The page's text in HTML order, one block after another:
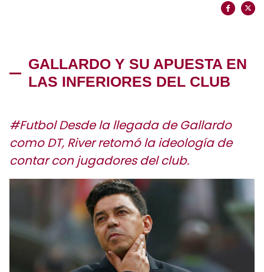
GALLARDO Y SU APUESTA EN
LAS INFERIORES DEL CLUB
#Futbol Desde la llegada de Gallardo
como DT, River retomó la ideología de
contar con jugadores del club.